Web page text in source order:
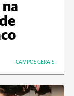
na
CAMPOS GERAIS